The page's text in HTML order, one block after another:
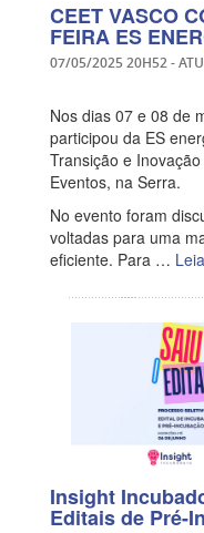
CEET VASCO
FEIRA ES
07/05/2025 20H52-
Nos dias 07 e 08 de
participou da ES
Transição e
Eventos, na Serra.
No evento foram
voltadas para uma
eficiente. Para …
Insight
Editais de Pré-